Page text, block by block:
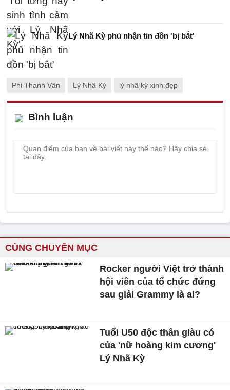
Lý Nhã Kỳ phủ nhận tin đồn 'bị bắt'
Phi Thanh Vân Lý Nhã Kỳ lý nhã kỳ xinh đẹp
Bình luận
CÙNG CHUYÊN MỤC
Rocker người Việt trở thành
hội viên của tổ chức đứng
sau giải Grammy là ai?
Tuổi U50 độc thân giàu có
của 'nữ hoàng kim cương'
Lý Nhã Kỳ